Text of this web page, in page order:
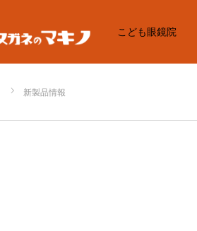
こども眼鏡院
新製品情報